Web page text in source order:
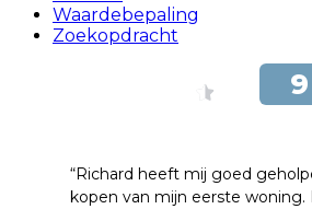
Waardebepaling
Zoekopdracht
“Richard heeft mij goed
kopen van mijn eerste